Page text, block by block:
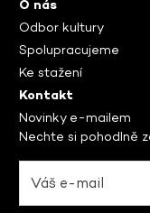
O nás
Odbor kultury
Spolupracujeme
Ke stažení
Kontakt
Novinky e-mailem
Nechte si pohodlně